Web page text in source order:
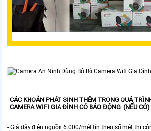
CÁC KHOẢN PHÁT SINH THÊM TRONG QUÁ
CAMERA WIFI GIA ĐÌNH CÓ BÁO ĐỘNG (NẾU CÓ)
- Giá dây điện nguồn 6.000/mét tín theo số mét thi